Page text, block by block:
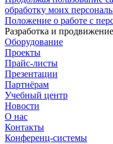
обработку моих
Положение о работе с
Разработка и
Оборудование
Проекты
Прайс-листы
Презентации
Партнёрам
Учебный центр
Новости
О нас
Контакты
Конференц-системы